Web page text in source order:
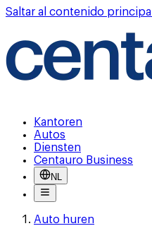
Saltar al contenido principal
Kantoren
Autos
Diensten
Centauro Business
NL
Auto huren